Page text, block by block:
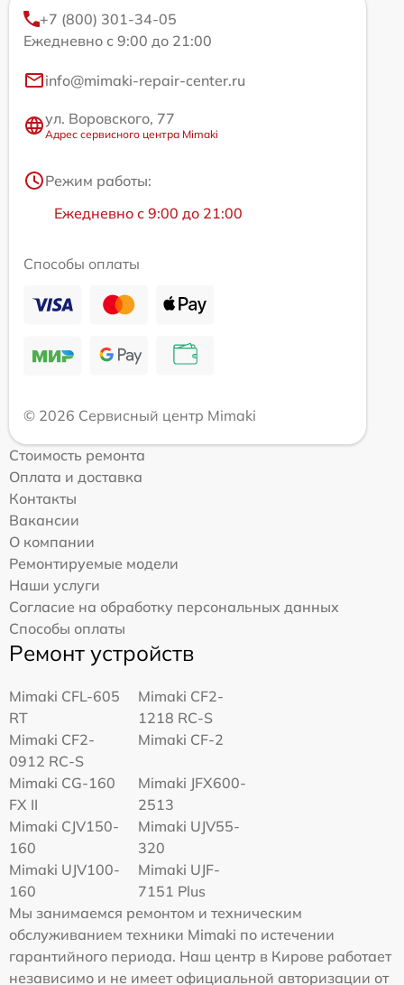
+7 (800) 301-34-05
Ежедневно с 9:00 до 21:00
info@mimaki-repair-center.ru
ул. Воровского, 77
Адрес сервисного центра Mimaki
Режим работы:
Ежедневно с 9:00 до 21:00
Способы оплаты
© 2026 Сервисный центр Mimaki
Стоимость ремонта
Оплата и доставка
Контакты
Вакансии
О компании
Ремонтируемые модели
Наши услуги
Согласие на обработку персональных данных
Способы оплаты
Ремонт устройств
Mimaki CFL-605
RT
Mimaki CF2-
1218 RC-S
Mimaki CF2-
0912 RC-S
Mimaki CF-2
Mimaki CG-160
FX II
Mimaki JFX600-
2513
Mimaki СJV150-
160
Mimaki UJV55-
320
Mimaki UJV100-
160
Mimaki UJF-
7151 Plus
Мы занимаемся ремонтом и техническим
обслуживанием техники Mimaki по истечении
гарантийного периода. Наш центр в Кирове работает
независимо и не имеет официальной авторизации от